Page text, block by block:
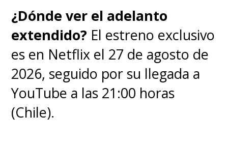
elección perfecta) es un joven
lleno de optimismo, entusiasmo
y alegría que se lanza a surcar
los mares para cumplir su sueño
de convertirse en el Rey de los
Piratas. En su viaje no solo se
¿Dónde ver el adelanto
extendido? El estreno exclusivo
es en Netflix el 27 de agosto de
2026, seguido por su llegada a
YouTube a las 21:00 horas
(Chile).